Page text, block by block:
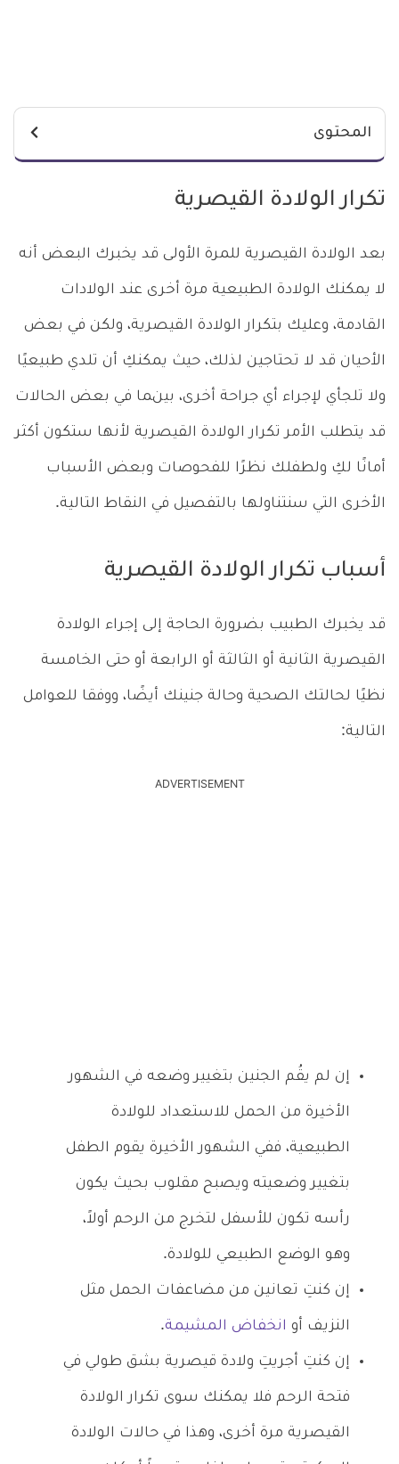
المحتوى
تكرار الولادة القيصرية
بعد الولادة القيصرية للمرة الأولى قد يخبرك البعض أنه
لا يمكنك الولادة الطبيعية مرة أخرى عند الولادات
القادمة، وعليك بتكرار الولادة القيصرية، ولكن في بعض
الأحيان قد لا تحتاجين لذلك، حيث يمكنكِ أن تلدي طبيعيًا
ولا تلجأي لإجراء أي جراحة أخرى، بينما في بعض الحالات
قد يتطلب الأمر تكرار الولادة القيصرية لأنها ستكون أكثر
أمانًا لكِ ولطفلك نظرًا للفحوصات وبعض الأسباب
الأخرى التي سنتناولها بالتفصيل في النقاط التالية.
أسباب تكرار الولادة القيصرية
قد يخبرك الطبيب بضرورة الحاجة إلى إجراء الولادة
القيصرية الثانية أو الثالثة أو الرابعة أو حتى الخامسة
نظيًا لحالتك الصحية وحالة جنينك أيضًا، ووفقا للعوامل
التالية:
ADVERTISEMENT
إن لم يقُم الجنين بتغيير وضعه في الشهور
الأخيرة من الحمل للاستعداد للولادة
الطبيعية، ففي الشهور الأخيرة يقوم الطفل
بتغيير وضعيته ويصبح مقلوب بحيث يكون
رأسه تكون للأسفل لتخرج من الرحم أولاً،
وهو الوضع الطبيعي للولادة.
إن كنتِ تعانين من مضاعفات الحمل مثل
النزيف أو انخفاض المشيمة.
إن كنتِ أجريتِ ولادة قيصرية بشق طولي في
فتحة الرحم فلا يمكنك سوى تكرار الولادة
القيصرية مرة أخرى، وهذا في حالات الولادة